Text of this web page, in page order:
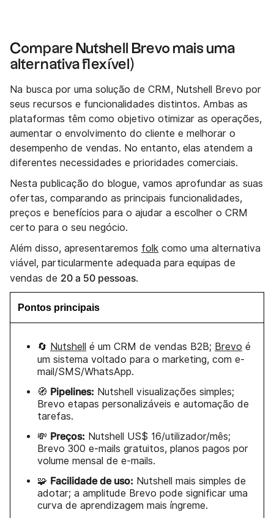
Compare Nutshell Brevo mais uma
alternativa flexível)
Na busca por uma solução de CRM, Nutshell Brevo por
seus recursos e funcionalidades distintos. Ambas as
plataformas têm como objetivo otimizar as operações,
aumentar o envolvimento do cliente e melhorar o
desempenho de vendas. No entanto, elas atendem a
diferentes necessidades e prioridades comerciais.
Nesta publicação do blogue, vamos aprofundar as suas
ofertas, comparando as principais funcionalidades,
preços e benefícios para o ajudar a escolher o CRM
certo para o seu negócio.
Além disso, apresentaremos folk como uma alternativa
viável, particularmente adequada para equipas de
vendas de 20 a 50 pessoas.
Pontos principais
🔄 Nutshell é um CRM de vendas B2B; Brevo é
um sistema voltado para o marketing, com e-
mail/SMS/WhatsApp.
🧭 Pipelines: Nutshell visualizações simples;
Brevo etapas personalizáveis e automação de
tarefas.
💸 Preços: Nutshell US$ 16/utilizador/mês;
Brevo 300 e-mails gratuitos, planos pagos por
volume mensal de e-mails.
🧩 Facilidade de uso: Nutshell mais simples de
adotar; a amplitude Brevo pode significar uma
curva de aprendizagem mais íngreme.